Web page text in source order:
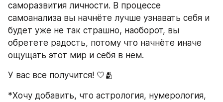
саморазвития личности. В процессе
самоанализа вы начнёте лучше узнавать себя и
будет уже не так страшно, наоборот, вы
обретете радость, потому что начнёте иначе
ощущать этот мир и себя в нем.
У вас все получится! 🤍🫂
*Хочу добавить, что астрология, нумерология,